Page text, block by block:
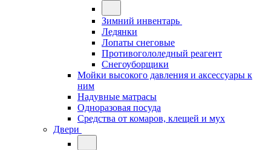
Зимний инвентарь
Ледянки
Лопаты снеговые
Противогололедный реагент
Снегоуборщики
Мойки высокого давления и аксессуары к
ним
Надувные матрасы
Одноразовая посуда
Средства от комаров, клещей и мух
Двери